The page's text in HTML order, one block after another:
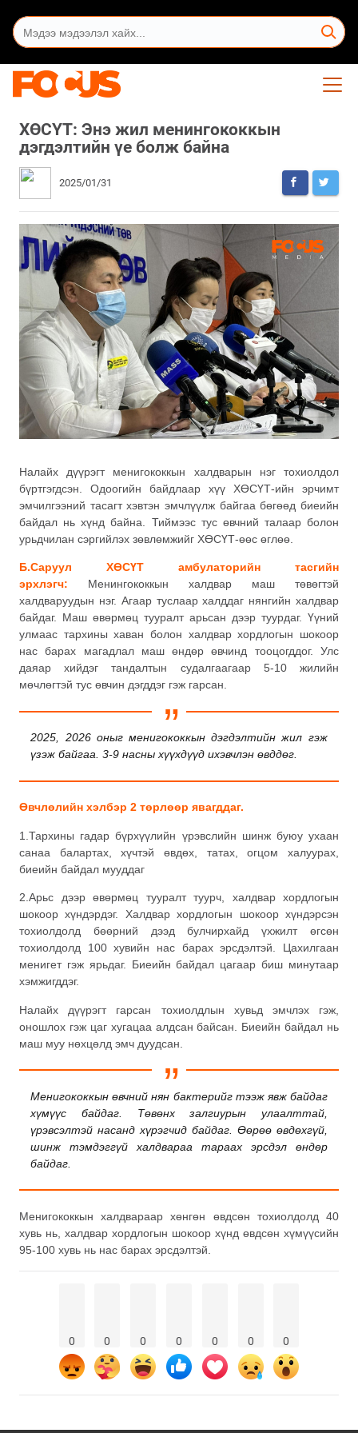
ХӨСҮТ: Энэ жил менингококкын
дэгдэлтийн үе болж байна
2025/01/31
Налайх дүүрэгт менигококкын халдварын нэг тохиолдол
бүртгэгдсэн. Одоогийн байдлаар хүү ХӨСҮТ-ийн эрчимт
эмчилгээний тасагт хэвтэн эмчлүүлж байгаа бөгөөд биеийн
байдал нь хүнд байна. Тиймээс тус өвчний талаар болон
урьдчилан сэргийлэх зөвлөмжийг ХӨСҮТ-өөс өглөө.
Б.Саруул ХӨСҮТ амбулаторийн тасгийн
эрхлэгч: Менингококкын халдвар маш төвөгтэй
халдваруудын нэг. Агаар туслаар халддаг нянгийн халдвар
байдаг. Маш өвөрмөц тууралт арьсан дээр туурдаг. Үүний
улмаас тархины хаван болон халдвар хордлогын шокоор
нас барах магадлал маш өндөр өвчинд тооцогддог. Улс
даяар хийдэг тандалтын судалгаагаар 5-10 жилийн
мөчлөгтэй тус өвчин дэгддэг гэж гарсан.
2025, 2026 оныг менигококкын дэгдэлтийн жил гэж
үзэж байгаа. 3-9 насны хүүхдүүд ихэвчлэн өвддөг.
Өвчлөлийн хэлбэр 2 төрлөөр явагддаг.
1.Тархины гадар бүрхүүлийн үрэвслийн шинж буюу ухаан
санаа балартах, хүчтэй өвдөх, татах, огцом халуурах,
биеийн байдал мууддаг
2.Арьс дээр өвөрмөц тууралт туурч, халдвар хордлогын
шокоор хүндэрдэг. Халдвар хордлогын шокоор хүндэрсэн
тохиолдолд бөөрний дээд булчирхайд үхжилт өгсөн
тохиолдолд 100 хувийн нас барах эрсдэлтэй. Цахилгаан
менигет гэж ярьдаг. Биеийн байдал цагаар биш минутаар
хэмжигддэг.
Налайх дүүрэгт гарсан тохиолдлын хувьд эмчлэх гэж,
оношлох гэж цаг хугацаа алдсан байсан. Биеийн байдал нь
маш муу нөхцөлд эмч дуудсан.
Менигококкын өвчний нян бактерийг тээж явж байдаг
хүмүүс байдаг. Төвөнх залгиурын улаалттай,
үрэвсэлтэй насанд хүрэгчид байдаг. Өөрөө өвдөхгүй,
шинж тэмдэггүй халдвараа тараах эрсдэл өндөр
байдаг.
Менигококкын халдвараар хөнгөн өвдсөн тохиолдолд 40
хувь нь, халдвар хордлогын шокоор хүнд өвдсөн хүмүүсийн
95-100 хувь нь нас барах эрсдэлтэй.
0 0 0 0 0 0 0